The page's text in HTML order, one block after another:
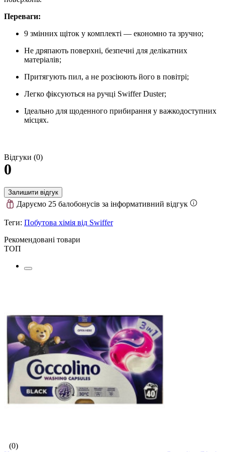
Переваги:
9 змінних щіток у комплекті — економно та зручно;
Не дряпають поверхні, безпечні для делікатних
матеріалів;
Притягують пил, а не розсіюють його в повітрі;
Легко фіксуються на ручці Swiffer Duster;
Ідеально для щоденного прибирання у важкодоступних
місцях.
Відгуки (0)
0
Залишити відгук
Даруємо 25 балобонусів за інформативний відгук
Теги: Побутова хімія від Swiffer
Рекомендовані товари
ТОП
(0)